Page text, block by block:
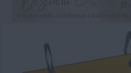
CATEGORIE